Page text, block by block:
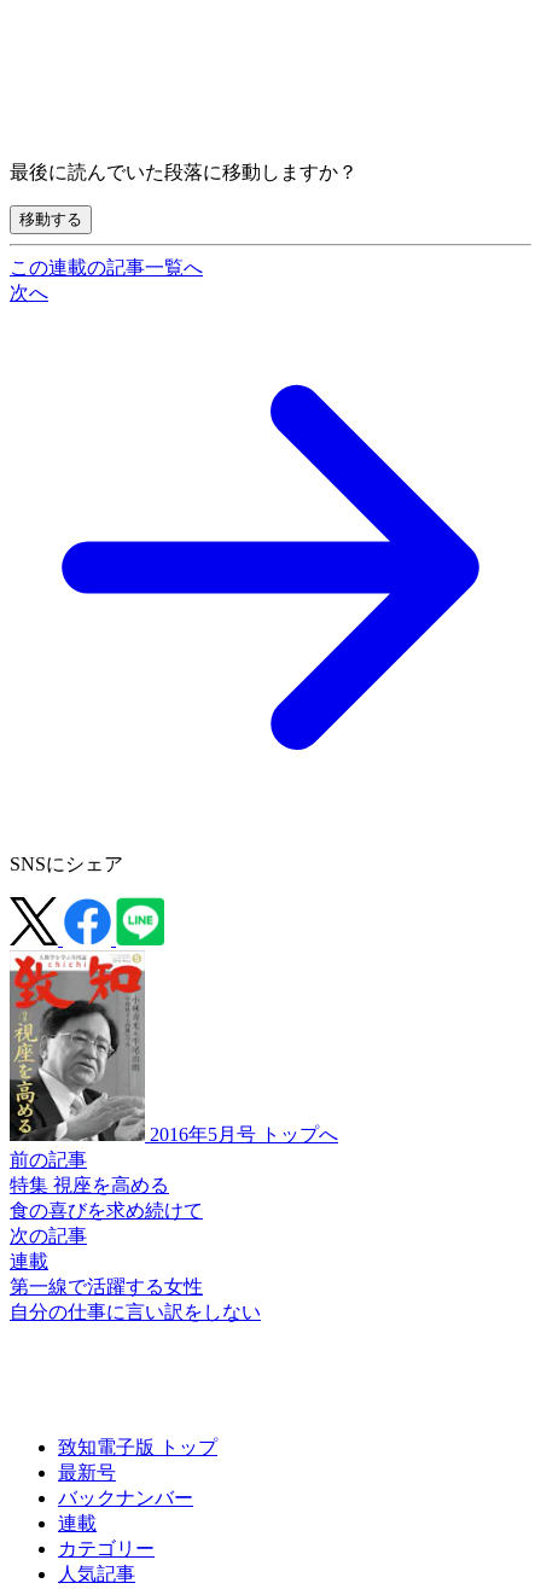
最後に読んでいた段落に移動しますか？
移動する
この連載の記事一覧へ
次へ
SNSにシェア
2016年5月号 トップへ
前の記事
特集 視座を高める
食の喜びを求め続けて
次の記事
連載
第一線で活躍する女性
自分の仕事に言い訳をしない
致知電子版 トップ
最新号
バックナンバー
連載
カテゴリー
人気記事